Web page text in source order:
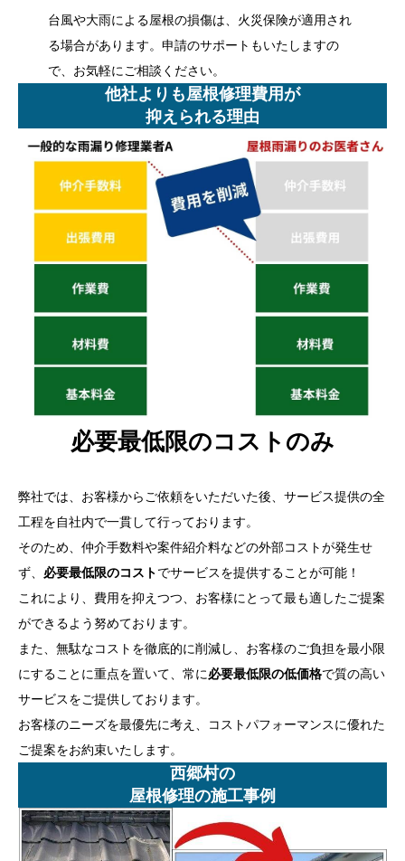
台風や大雨による屋根の損傷は、火災保険が適用され
る場合があります。申請のサポートもいたしますの
で、お気軽にご相談ください。
他社よりも屋根修理費用が
抑えられる理由
必要最低限のコストのみ
弊社では、お客様からご依頼をいただいた後、サービス提供の全
工程を自社内で一貫して行っております。
そのため、仲介手数料や案件紹介料などの外部コストが発生せ
ず、 必要最低限のコストでサービスを提供することが可能！
これにより、費用を抑えつつ、お客様にとって最も適したご提案
ができるよう努めております。
また、無駄なコストを徹底的に削減し、お客様のご負担を最小限
にすることに重点を置いて、常に必要最低限の低価格で質の高い
サービスをご提供しております。
お客様のニーズを最優先に考え、コストパフォーマンスに優れた
ご提案をお約束いたします。
西郷村の
屋根修理の施工事例